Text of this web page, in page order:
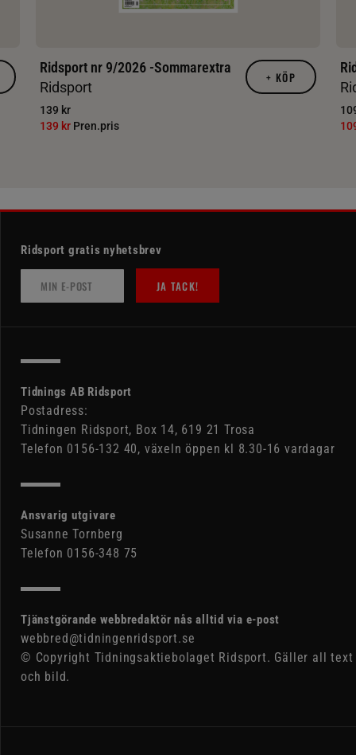
Ridsport nr 9/2026 -Sommarextra
Ridsport
139 kr
139 kr Pren.pris
+ KÖP
Ridsport gratis nyhetsbrev
JA TACK!
Tidnings AB Ridsport
Postadress:
Tidningen Ridsport, Box 14, 619 21 Trosa
Telefon 0156-132 40, växeln öppen kl 8.30-16 vardagar
Ansvarig utgivare
Susanne Tornberg
Telefon 0156-348 75
Tjänstgörande webbredaktör nås alltid via e-post
webbred@tidningenridsport.se
© Copyright Tidningsaktiebolaget Ridsport. Gäller all text
och bild.